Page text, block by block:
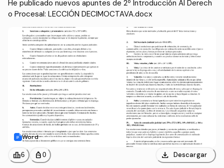
He publicado nuevos apuntes de 2º Introducción Al Derech
o Procesal: LECCIÓN DECIMOCTAVA.docx
Word
leaderboard6 personal_bag 0 download Descargar